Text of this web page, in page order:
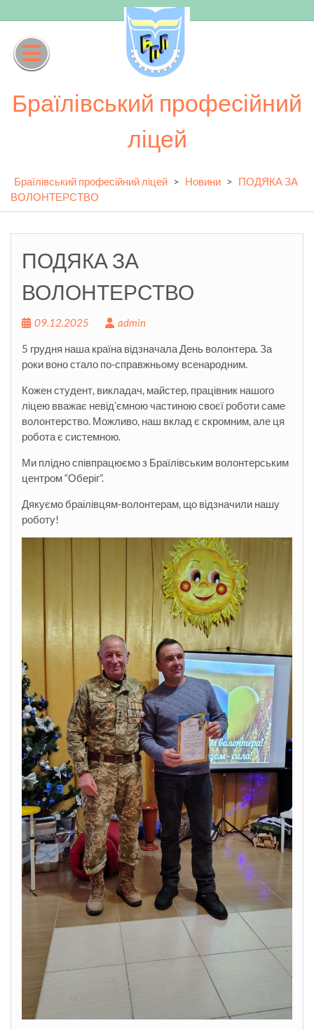
to
content
Браїлівський професійний
ліцей
Браїлівський професійний ліцей > Новини > ПОДЯКА ЗА
ВОЛОНТЕРСТВО
ПОДЯКА ЗА
ВОЛОНТЕРСТВО
09.12.2025 admin
5 грудня наша країна відзначала День волонтера. За
роки воно стало по-справжньому всенародним.
Кожен студент, викладач, майстер, працівник нашого
ліцею вважає невідʼємною частиною своєї роботи саме
волонтерство. Можливо, наш вклад є скромним, але ця
робота є системною.
Ми плідно співпрацюємо з Браїлівським волонтерським
центром “Оберіг”.
Дякуємо браілівцям-волонтерам, що відзначили нашу
роботу!